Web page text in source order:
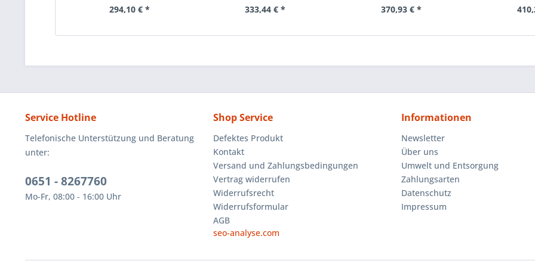
294,10 € * 333,44 € * 370,93 € *
Service Hotline
Telefonische Unterstützung und Beratung
unter:
0651 - 8267760
Mo-Fr, 08:00 - 16:00 Uhr
Shop Service
Defektes Produkt
Kontakt
Versand und Zahlungsbedingungen
Vertrag widerrufen
Widerrufsrecht
Widerrufsformular
AGB
seo-analyse.com
Informationen
Newsletter
Über uns
Umwelt und Entsorgung
Zahlungsarten
Datenschutz
Impressum